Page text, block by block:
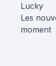
Lucky
Les
moment